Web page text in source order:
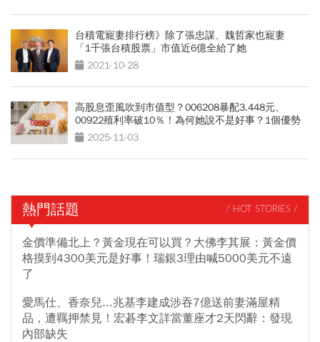
台積電寵妻排行榜》除了張忠謀、魏哲家也寵妻
「1千張台積股票」市值近6億全給了她
2021-10-28
高股息歪風吹到市值型？006208暴配3.448元、
00922殖利率破10％！為何她說不是好事？1個優勢
沒了2025-11-03
熱門話題 / HOT STORIES /
金價準備北上？黃金現在可以買？大佛李其展：黃金價
格摸到4300美元是好事！瑞銀3理由喊5000美元不遠
了
愛馬仕、香奈兒...兆基李建成涉吞7億送前妻滿屋精
品，遭羈押禁見！宏碁李文詳當董座才2天閃辭：發現
內部缺失